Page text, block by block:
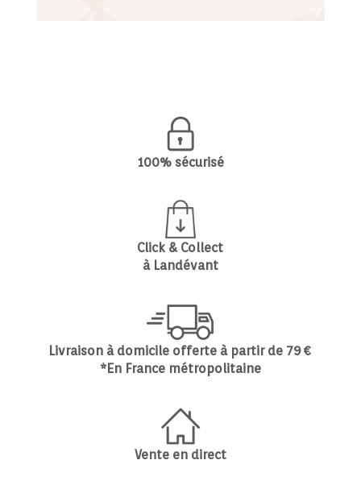
100% sécurisé
Click & Collect
à Landévant
Livraison à domicile offerte à partir de 79 €
*En France métropolitaine
Vente en direct